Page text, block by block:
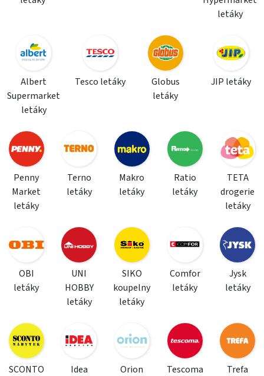
letáky
Albert
Supermarket
letáky
Tesco letáky
Globus
letáky
JIP letáky
Penny
Market
letáky
Terno
letáky
Makro
letáky
Ratio
letáky
TETA
drogerie
letáky
OBI
letáky
UNI
HOBBY
letáky
SIKO
koupelny
letáky
Comfor
letáky
Jysk
letáky
SCONTO
Idea
Orion
Tescoma
Trefa